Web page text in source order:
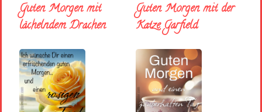
Guten Morgen mit
lächelndem Drachen
Guten Morgen mit der
Katze Garfield